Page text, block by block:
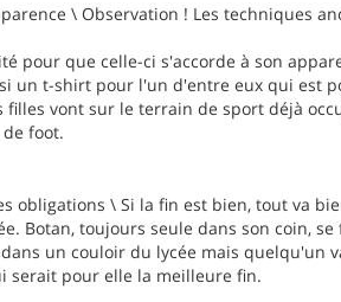
\ Observation ! Les techniques
pour que celle-ci s'accorde à son
un t-shirt pour l'un d'entre eux qui est
vont sur le terrain de sport déjà
foot.
obligations \ Si la fin est bien, tout va
Botan, toujours seule dans son coin,
un couloir du lycée mais quelqu'un
serait pour elle la meilleure fin.